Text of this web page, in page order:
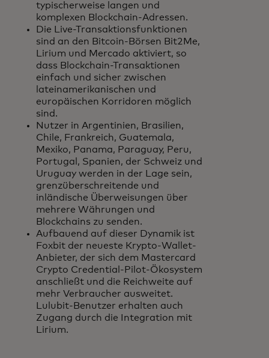
typischerweise langen und
komplexen Blockchain-Adressen.
Die Live-Transaktionsfunktionen
sind an den Bitcoin-Börsen Bit2Me,
Lirium und Mercado aktiviert, so
dass Blockchain-Transaktionen
einfach und sicher zwischen
lateinamerikanischen und
europäischen Korridoren möglich
sind.
Nutzer in Argentinien, Brasilien,
Chile, Frankreich, Guatemala,
Mexiko, Panama, Paraguay, Peru,
Portugal, Spanien, der Schweiz und
Uruguay werden in der Lage sein,
grenzüberschreitende und
inländische Überweisungen über
mehrere Währungen und
Blockchains zu senden.
Aufbauend auf dieser Dynamik ist
Foxbit der neueste Krypto-Wallet-
Anbieter, der sich dem Mastercard
Crypto Credential-Pilot-Ökosystem
anschließt und die Reichweite auf
mehr Verbraucher ausweitet.
Lulubit-Benutzer erhalten auch
Zugang durch die Integration mit
Lirium.